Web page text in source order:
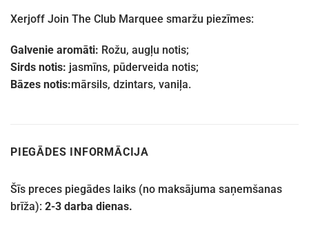
Xerjoff Join The Club Marquee smaržu piezīmes:
Galvenie aromāti: Rožu, augļu notis;
Sirds notis: jasmīns, pūderveida notis;
Bāzes notis:mārsils, dzintars, vaniļa.
PIEGĀDES INFORMĀCIJA
Šīs preces piegādes laiks (no maksājuma saņemšanas
brīža): 2-3 darba dienas.